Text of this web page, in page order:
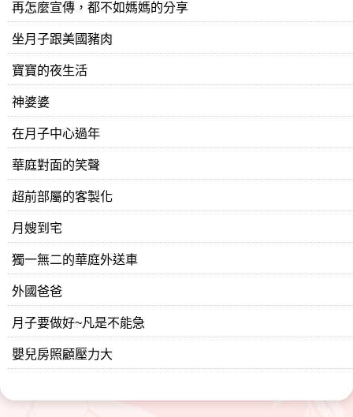
再怎麼宣傳，都不如媽媽的分享
坐月子跟美國豬肉
寶寶的夜生活
神婆婆
在月子中心過年
華庭對面的笑聲
超前部屬的客製化
月嫂到宅
獨一無二的華庭外送車
外國爸爸
月子要做好~凡是不能急
嬰兒房照顧壓力大